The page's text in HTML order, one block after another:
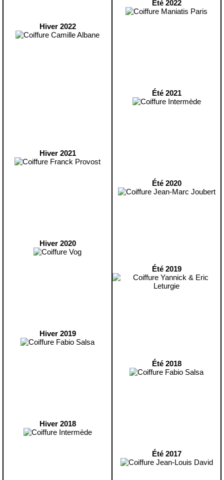
Hiver 2022
Hiver 2021
Hiver 2020
Hiver 2019
Hiver 2018
Été 2022
Été 2021
Été 2020
Été 2019
Été 2018
Été 2017